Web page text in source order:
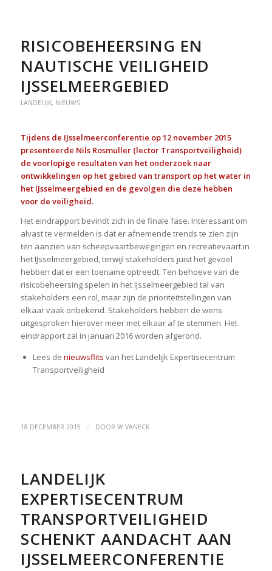
RISICOBEHEERSING EN
NAUTISCHE VEILIGHEID
IJSSELMEERGEBIED
LANDELIJK, NIEUWS
Tijdens de IJsselmeerconferentie op 12 november 2015
presenteerde Nils Rosmuller (lector Transportveiligheid)
de voorlopige resultaten van het onderzoek naar
ontwikkelingen op het gebied van transport op het water in
het IJsselmeergebied en de gevolgen die deze hebben
voor de veiligheid.
Het eindrapport bevindt zich in de finale fase. Interessant om
alvast te vermelden is dat er afnemende trends te zien zijn
ten aanzien van scheepvaartbewegingen en recreatievaart in
het IJsselmeergebied, terwijl stakeholders juist het gevoel
hebben dat er een toename optreedt. Ten behoeve van de
risicobeheersing spelen in het IJsselmeergebied tal van
stakeholders een rol, maar zijn de prioriteitstellingen van
elkaar vaak onbekend. Stakeholders hebben de wens
uitgesproken hierover meer met elkaar af te stemmen. Het
eindrapport zal in januari 2016 worden afgerond.
Lees de nieuwsflits van het Landelijk Expertisecentrum
Transportveiligheid
18 DECEMBER 2015 / DOOR W.VANECK
LANDELIJK
EXPERTISECENTRUM
TRANSPORTVEILIGHEID
SCHENKT AANDACHT AAN
IJSSELMEERCONFERENTIE